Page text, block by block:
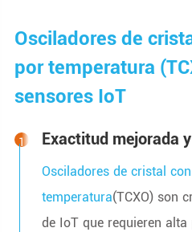
Osciladores de
por temperatura
sensores IoT
Exactitud mejorada
Osciladores de cristal
temperatura(TCXO) son
de IoT que requieren